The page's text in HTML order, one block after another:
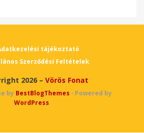
tájékoztató
Szerződési Feltételek
2026 – Vörös Fonat
by BestBlogThemes ⋅ Powered by
WordPress